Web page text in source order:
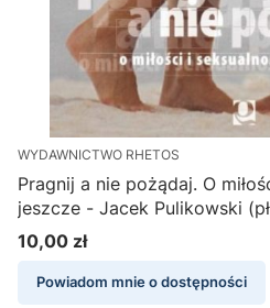
WYDAWNICTWO RHETOS
Pragnij a nie pożądaj. O
jeszcze - Jacek Pulikowski
Cena
10,00 zł
Powiadom mnie o dostępności